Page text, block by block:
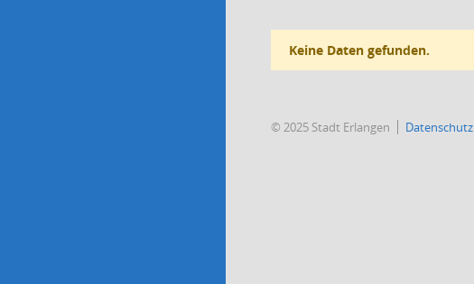
Keine Daten gefunden.
© 2025 Stadt Erlangen Datenschutz